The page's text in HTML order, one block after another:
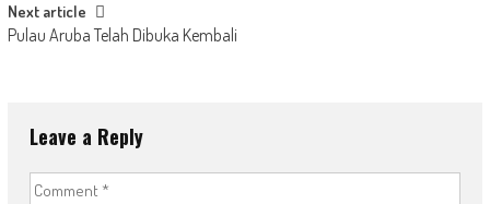
Next article
Pulau Aruba Telah Dibuka Kembali
Leave a Reply